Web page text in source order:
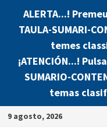
ALERTA...!
TAULA-SUMARI-
temes
¡ATENCIÓN...!
SUMARIO-
temas
Saltar
9 agosto, 2026